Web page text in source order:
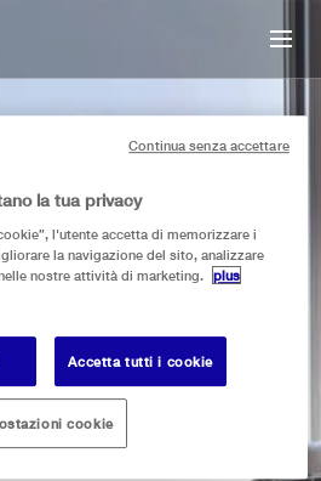
des plantes libertel canal saint-
libertel gare de l’est
libertel gare du nord
libertel montmartre
la tua privacy
l'utente accetta di memorizzare i
la navigazione del sito, analizzare
nostre attività di marketing.
plus
Accetta tutti i cookie
cookie
Continua senza accettare